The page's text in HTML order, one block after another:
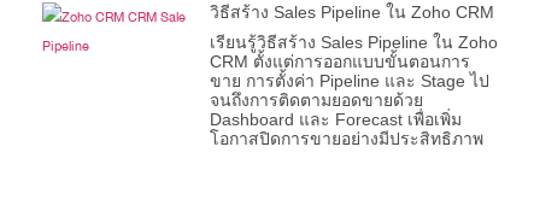
วิธีสร้าง Sales Pipeline ใน Zoho CRM
เรียนรู้วิธีสร้าง Sales Pipeline ใน Zoho
CRM ตั้งแต่การออกแบบขั้นตอนการ
ขาย การตั้งค่า Pipeline และ Stage ไป
จนถึงการติดตามยอดขายด้วย
Dashboard และ Forecast เพื่อเพิ่ม
โอกาสปิดการขายอย่างมีประสิทธิภาพ